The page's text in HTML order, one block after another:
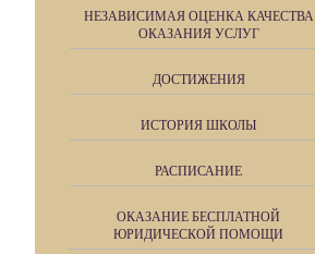
НЕЗАВИСИМАЯ ОЦЕНКА КАЧЕСТВА
ОКАЗАНИЯ УСЛУГ
ДОСТИЖЕНИЯ
ИСТОРИЯ ШКОЛЫ
РАСПИСАНИЕ
ОКАЗАНИЕ БЕСПЛАТНОЙ
ЮРИДИЧЕСКОЙ ПОМОЩИ